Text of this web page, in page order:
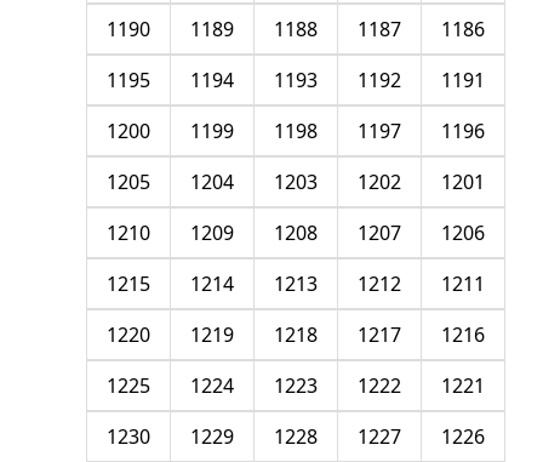
1186
1187
1188
1189
1190
1191
1192
1193
1194
1195
1196
1197
1198
1199
1200
1201
1202
1203
1204
1205
1206
1207
1208
1209
1210
1211
1212
1213
1214
1215
1216
1217
1218
1219
1220
1221
1222
1223
1224
1225
1226
1227
1228
1229
1230